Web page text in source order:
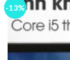
-13%